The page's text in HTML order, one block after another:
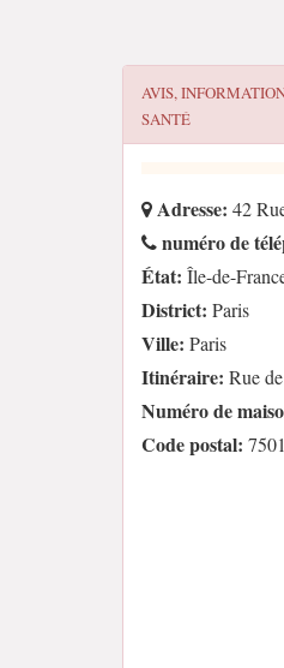
AVIS,
SANTÉ
Adresse: 42
numéro de
État: Île-de-
District: Paris
Ville: Paris
Itinéraire: Rue
Numéro de
Code postal: